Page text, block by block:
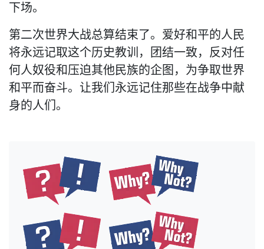
下场。
第二次世界大战总算结束了。爱好和平的人民
将永远记取这个历史教训，团结一致，反对任
何人奴役和压迫其他民族的企图，为争取世界
和平而奋斗。让我们永远记住那些在战争中献
身的人们。